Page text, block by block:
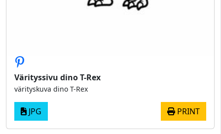
Värityssivu dino T-Rex
värityskuva dino T-Rex
JPG PRINT